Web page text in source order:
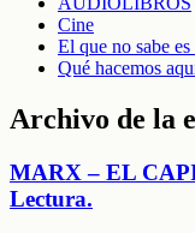
Cine
El que no sabe
Qué hacemos
Archivo de la
MARX – EL
Lectura.